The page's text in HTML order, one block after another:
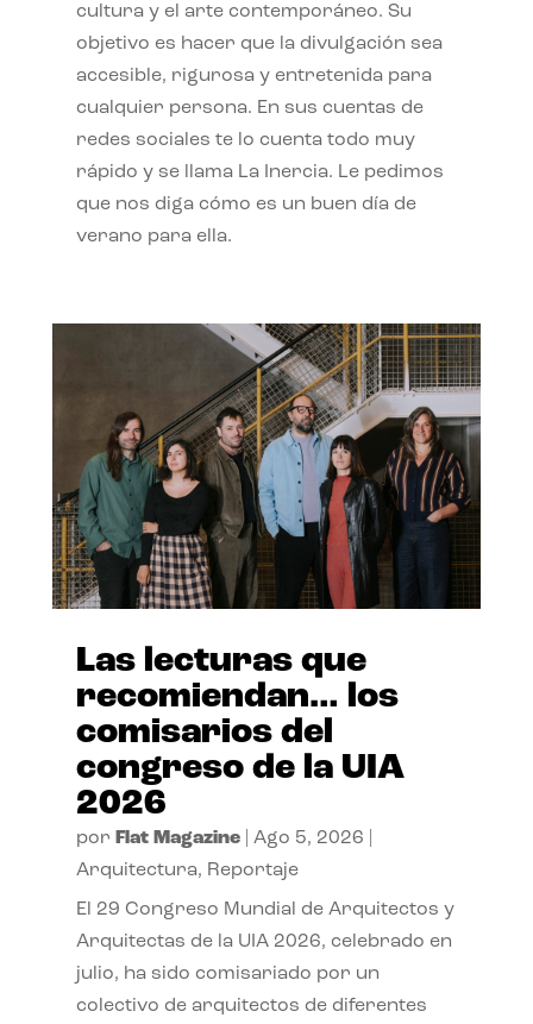
cultura y el arte contemporáneo. Su
objetivo es hacer que la divulgación sea
accesible, rigurosa y entretenida para
cualquier persona. En sus cuentas de
redes sociales te lo cuenta todo muy
rápido y se llama La Inercia. Le pedimos
que nos diga cómo es un buen día de
verano para ella.
Las lecturas que
recomiendan… los
comisarios del
congreso de la UIA
2026
por Flat Magazine| Ago 5, 2026
Arquitectura, Reportaje
El 29 Congreso Mundial de Arquitectos y
Arquitectas de la UIA 2026, celebrado en
julio, ha sido comisariado por un
colectivo de arquitectos de diferentes